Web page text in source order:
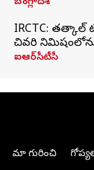
IRCTC: తత్కాల్
చివరి
ఐఆర్‌సీటీసీ
మా గురించి